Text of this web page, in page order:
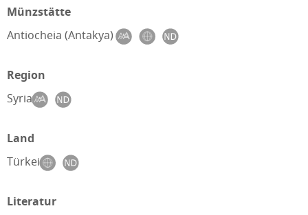
Münzstätte
Antiocheia (Antakya)
Region
Syria
Land
Türkei
Literatur